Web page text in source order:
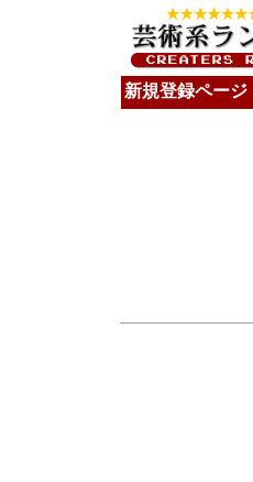
新規登録ページ